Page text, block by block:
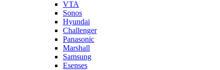
VTA
Sonos
Hyundai
Challenger
Panasonic
Marshall
Samsung
Esenses